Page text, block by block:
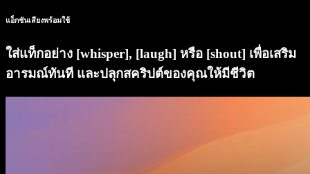
แอ็กชันเสียงพร้อมใช้
ใส่แท็กอย่าง [whisper], [laugh] หรือ [shout] เพื่อเสริม
อารมณ์ทันที และปลุกสคริปต์ของคุณให้มีชีวิต